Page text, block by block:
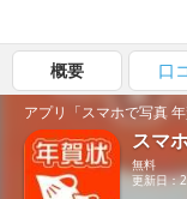
概要 口
アプリ「スマホで写真
スマ
無料
更新日：